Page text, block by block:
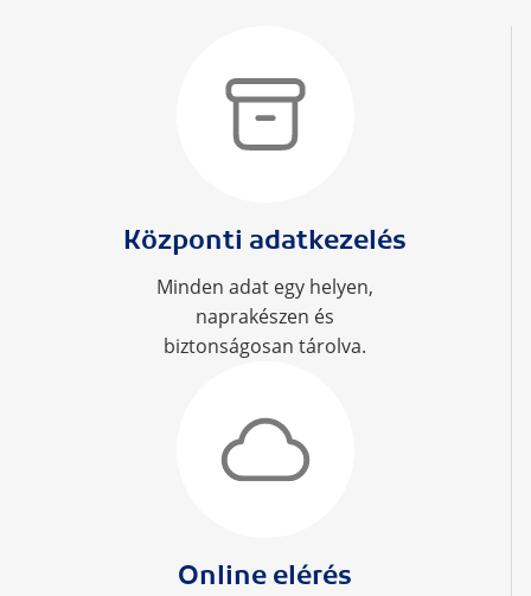
Központi adatkezelés
Minden adat egy helyen,
naprakészen és
biztonságosan tárolva.
Online elérés